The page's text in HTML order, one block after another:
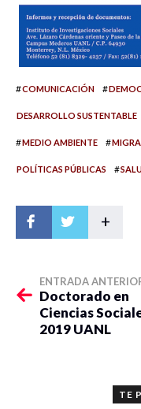
#COMUNICACIÓN #
DESARROLLO SUSTENTABLE
#MEDIO AMBIENTE #
POLÍTICAS PÚBLICAS #
+
ENTRADA
Doctorado en
Ciencias
2019 UANL
TE